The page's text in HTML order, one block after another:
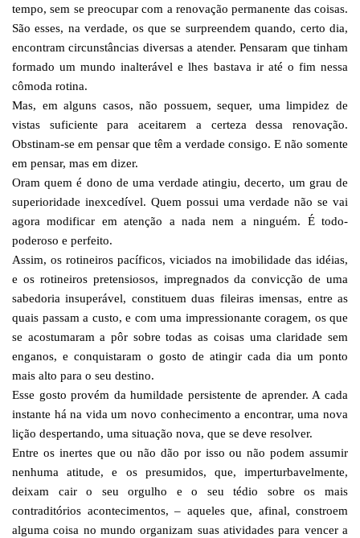
tempo, sem se preocupar com a renovação permanente das coisas.
São esses, na verdade, os que se surpreendem quando, certo dia,
encontram circunstâncias diversas a atender. Pensaram que tinham
formado um mundo inalterável e lhes bastava ir até o fim nessa
cômoda rotina.
Mas, em alguns casos, não possuem, sequer, uma limpidez de
vistas suficiente para aceitarem a certeza dessa renovação.
Obstinam-se em pensar que têm a verdade consigo. E não somente
em pensar, mas em dizer.
Oram quem é dono de uma verdade atingiu, decerto, um grau de
superioridade inexcedível. Quem possui uma verdade não se vai
agora modificar em atenção a nada nem a ninguém. É todo-
poderoso e perfeito.
Assim, os rotineiros pacíficos, viciados na imobilidade das idéias,
e os rotineiros pretensiosos, impregnados da convicção de uma
sabedoria insuperável, constituem duas fileiras imensas, entre as
quais passam a custo, e com uma impressionante coragem, os que
se acostumaram a pôr sobre todas as coisas uma claridade sem
enganos, e conquistaram o gosto de atingir cada dia um ponto
mais alto para o seu destino.
Esse gosto provém da humildade persistente de aprender. A cada
instante há na vida um novo conhecimento a encontrar, uma nova
lição despertando, uma situação nova, que se deve resolver.
Entre os inertes que ou não dão por isso ou não podem assumir
nenhuma atitude, e os presumidos, que, imperturbavelmente,
deixam cair o seu orgulho e o seu tédio sobre os mais
contraditórios acontecimentos, – aqueles que, afinal, constroem
alguma coisa no mundo organizam suas atividades para vencer a